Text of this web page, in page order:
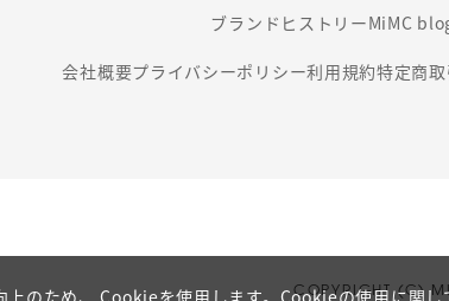
ブランド ヒストリーMiMC
会社概要プライバシーポリシー利用規約特定商
COPYRIGHT (C)